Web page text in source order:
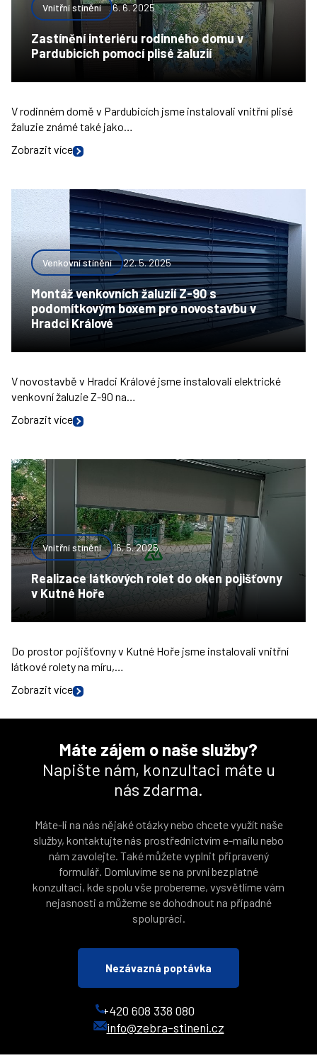
Vnitřní stínění 6. 6. 2025
Zastínění interiéru rodinného domu v
Pardubicích pomocí plisé žaluzií
V rodinném domě v Pardubicích jsme instalovali vnitřní plisé
žaluzie známé také jako…
Zobrazit více
Venkovní stínění 22. 5. 2025
Montáž venkovních žaluzií Z-90 s
podomítkovým boxem pro novostavbu v
Hradci Králové
V novostavbě v Hradci Králové jsme instalovali elektrické
venkovní žaluzie Z-90 na…
Zobrazit více
Vnitřní stínění 16. 5. 2025
Realizace látkových rolet do oken pojišťovny
v Kutné Hoře
Do prostor pojišťovny v Kutné Hoře jsme instalovali vnitřní
látkové rolety na míru,…
Zobrazit více
Máte zájem o naše služby?
Napište nám, konzultaci máte u
nás zdarma.
Máte-li na nás nějaké otázky nebo chcete využít naše
služby, kontaktujte nás prostřednictvím e-mailu nebo
nám zavolejte. Také můžete vyplnit připravený
formulář. Domluvíme se na první bezplatné
konzultaci, kde spolu vše probereme, vysvětlíme vám
nejasnosti a můžeme se dohodnout na případné
spolupráci.
Nezávazná poptávka
+420 608 338 080
info@zebra-stineni.cz